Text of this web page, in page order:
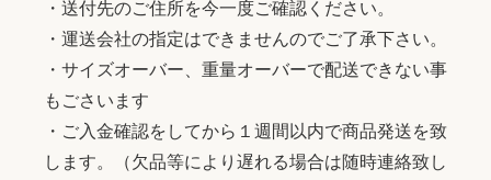
・送付先のご住所を今一度ご確認ください。
・運送会社の指定はできませんのでご了承下さい。
・サイズオーバー、重量オーバーで配送できない事
もごさいます
・ご入金確認をしてから１週間以内で商品発送を致
します。（欠品等により遅れる場合は随時連絡致し